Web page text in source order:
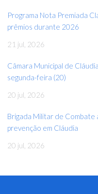
Programa Nota Premiada
prêmios durante 2026
21 jul, 2026
Câmara Municipal de
segunda-feira (20)
20 jul, 2026
Brigada Militar de
prevenção em Cláudia
20 jul, 2026